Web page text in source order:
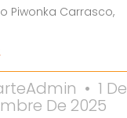
Piwonka Carrasco,
1 De
De 2025